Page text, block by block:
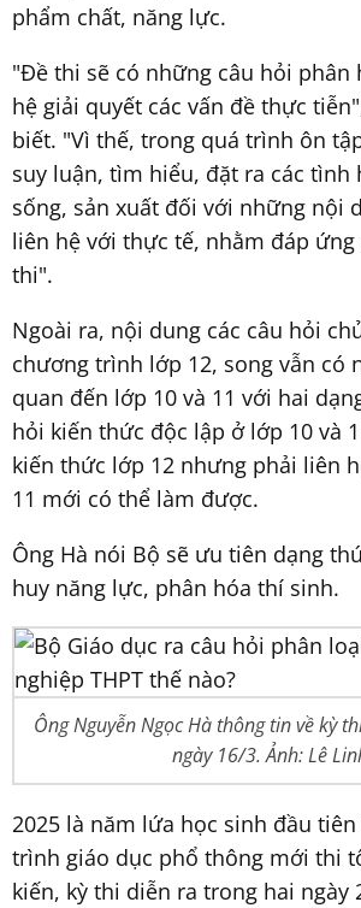
phẩm chất, năng lực.
"Đề thi sẽ có những câu hỏi phân
hệ giải quyết các vấn đề thực
biết. "Vì thế, trong quá trình ôn
suy luận, tìm hiểu, đặt ra các tình
sống, sản xuất đối với những nội
liên hệ với thực tế, nhằm đáp
thi".
Ngoài ra, nội dung các câu hỏi
chương trình lớp 12, song vẫn có
quan đến lớp 10 và 11 với hai
hỏi kiến thức độc lập ở lớp 10 và
kiến thức lớp 12 nhưng phải liên
11 mới có thể làm được.
Ông Hà nói Bộ sẽ ưu tiên dạng
huy năng lực, phân hóa thí sinh.
Ông Nguyễn Ngọc Hà thông tin về kỳ
ngày 16/3. Ảnh: Lê
2025 là năm lứa học sinh đầu
trình giáo dục phổ thông mới thi
kiến, kỳ thi diễn ra trong hai ngày